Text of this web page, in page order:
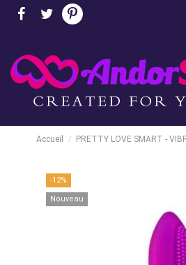
Accueil PRETTY LOVE SMART -
-12%
Nouveau